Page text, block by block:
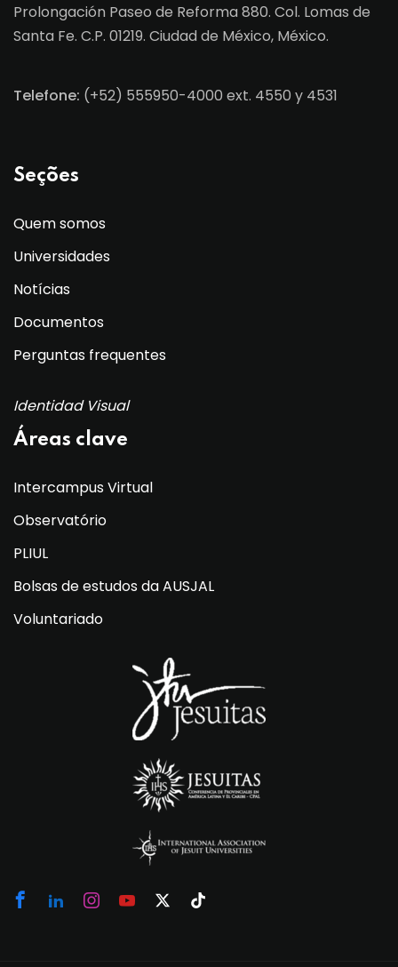
Prolongación Paseo de Reforma 880. Col. Lomas de
Santa Fe. C.P. 01219. Ciudad de México, México.
Telefone: (+52) 555950-4000 ext. 4550 y 4531
Seções
Quem somos
Universidades
Notícias
Documentos
Perguntas frequentes
Identidad Visual
Áreas clave
Intercampus Virtual
Observatório
PLIUL
Bolsas de estudos da AUSJAL
Voluntariado